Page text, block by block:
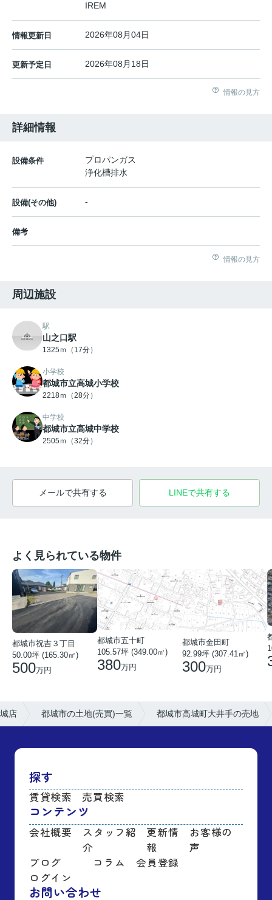
IREM
情報更新日 2026年08月04日
更新予定日 2026年08月18日
情報の見方
詳細情報
設備条件
プロパンガス
浄化槽排水
設備(その他) -
備考
情報の見方
周辺施設
駅
山之口駅
1325ｍ（17分）
小学校
都城市立高城小学校
2218ｍ（28分）
中学校
都城市立高城中学校
2505ｍ（32分）
メールで共有する LINEで共有する
よく見られている物件
都城市祝吉３丁目
50.00坪 (165.30㎡)
500万円
都城市五十町
105.57坪 (349.00㎡)
380万円
都城市金田町
92.99坪 (307.41㎡)
300万円
店 都城市の土地(売買)一覧 都城市高城町大井手の売地
探す
賃貸検索 売買検索
コンテンツ
会社概要
スタッフ紹
介
更新情
報
お客様の
声
ブログ
コラム
会員登録
ログイン
お問い合わせ